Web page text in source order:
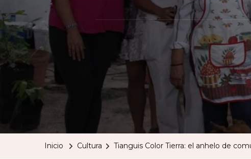
Inicio Cultura Tianguis Color Tierra: el anhelo de